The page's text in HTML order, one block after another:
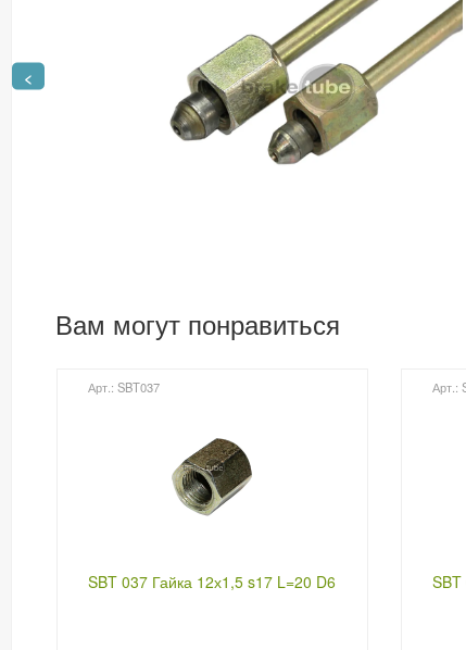
<
Вам могут понравиться
Арт.: SBT037
SBT 037 Гайка 12х1,5 s17 L=20 D6
Арт.: